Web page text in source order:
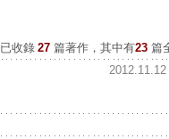
已收錄 27 篇著作，其中有23篇
2012.11.12